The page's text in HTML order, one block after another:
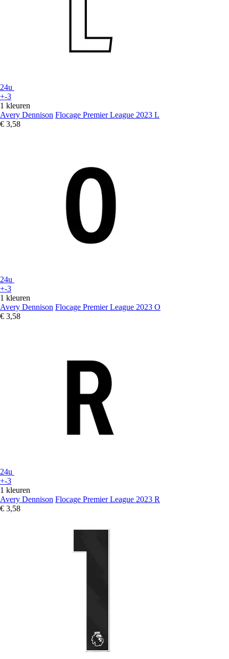
24u
+-3
1 kleuren
Avery Dennison Flocage Premier League 2023 L
€ 3,58
24u
+-3
1 kleuren
Avery Dennison Flocage Premier League 2023 O
€ 3,58
24u
+-3
1 kleuren
Avery Dennison Flocage Premier League 2023 R
€ 3,58